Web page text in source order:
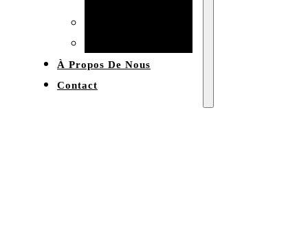
À Propos De Nous
Contact